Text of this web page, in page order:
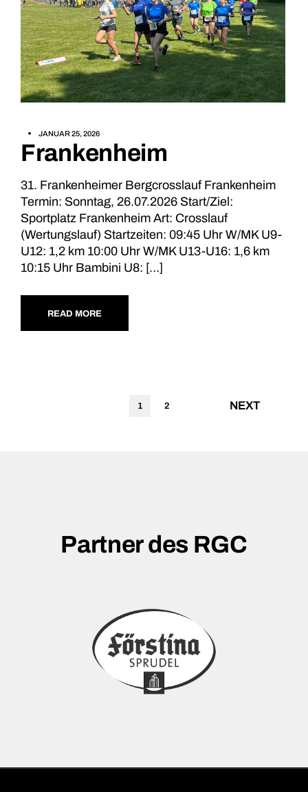
JANUAR 25, 2026
Frankenheim
31. Frankenheimer Bergcrosslauf Frankenheim
Termin: Sonntag, 26.07.2026 Start/Ziel:
Sportplatz Frankenheim Art: Crosslauf
(Wertungslauf) Startzeiten: 09:45 Uhr W/MK U9-
U12: 1,2 km 10:00 Uhr W/MK U13-U16: 1,6 km
10:15 Uhr Bambini U8: […]
READ MORE
1 2 NEXT
Partner des RGC